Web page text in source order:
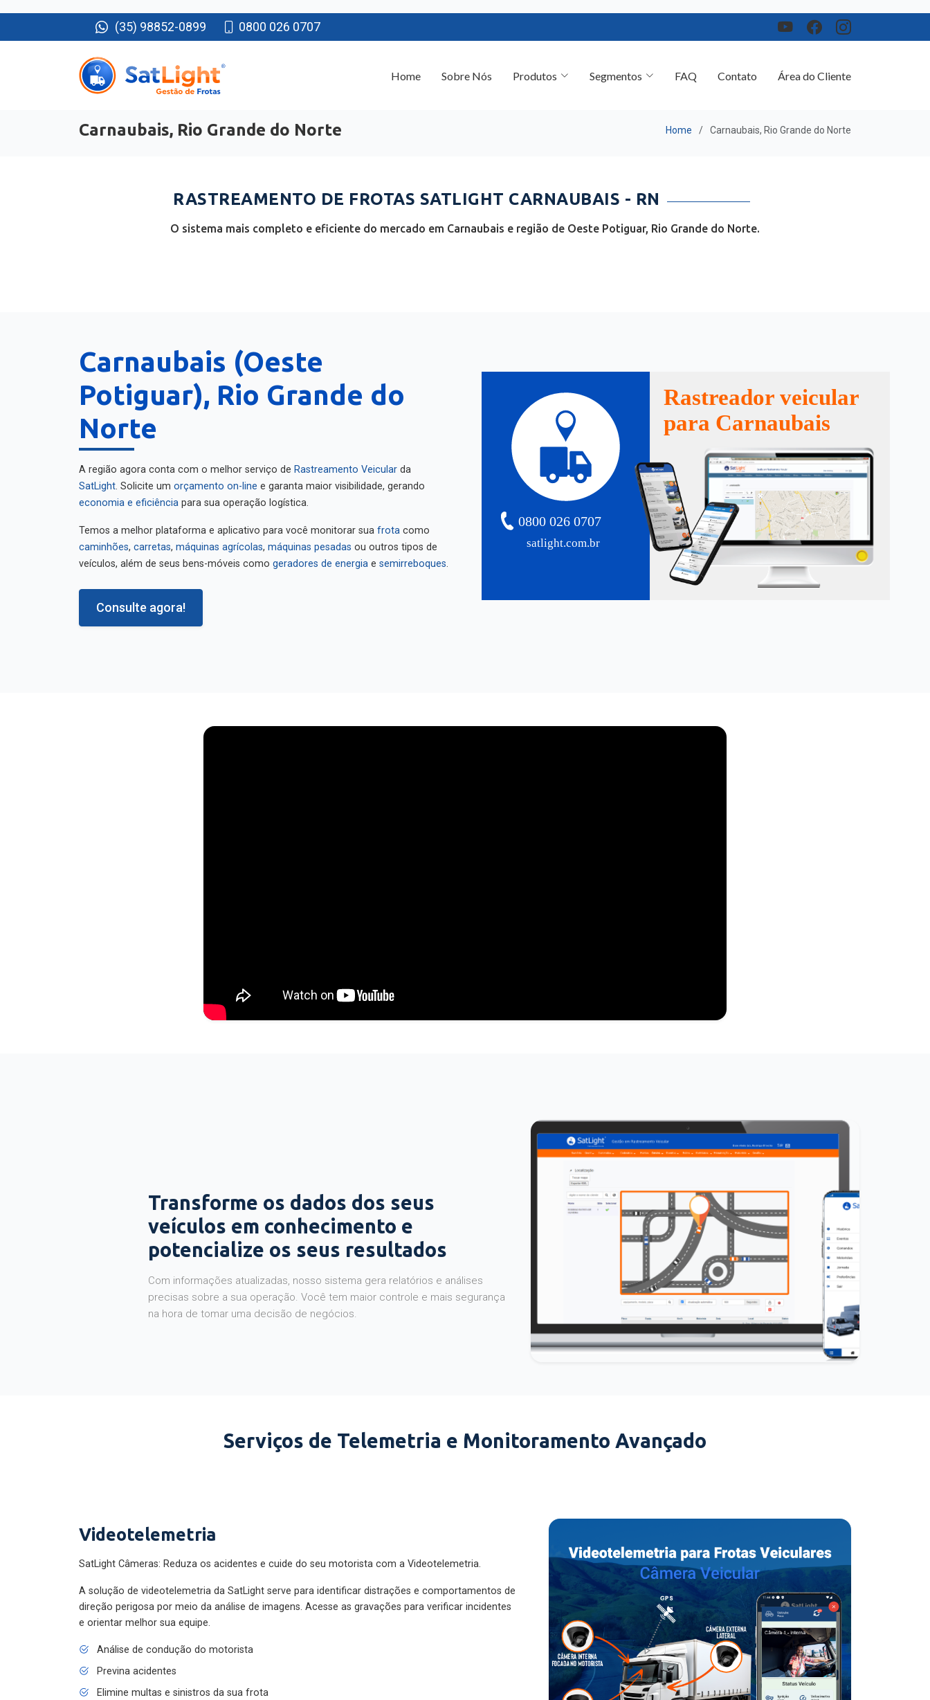
(35) 98852-0899 0800 026 0707
Carnaubais, Rio Grande do Norte
RASTREAMENTO DE FROTAS SATLIGHT CARNAUBAIS - RN
O sistema mais completo e eficiente do mercado em Carnaubais e região de Oeste Potiguar, Rio Grande do Norte.
Carnaubais (Oeste
Potiguar), Rio Grande do
Norte
A região agora conta com o melhor serviço de Rastreamento Veicular
da
SatLight
. Solicite um orçamento on-line
e garanta maior visibilidade, gerando
economia e eficiência
para sua operação logística.
Temos a melhor plataforma e aplicativo para você monitorar sua frota
caminhões
máquinas agrícolas máquinas pesadas
ou outros tipos de
veículos, além de seus bens-móveis como
geradores de energia semirreboques
Consulte agora!
satlight.com.br
0800 026 0707
Rastreador veicular
para Carnaubais
Transforme os dados dos seus
veículos em conhecimento e
potencialize os seus resultados
Com informações atualizadas, nosso sistema gera relatórios e análises
precisas sobre a sua operação. Você tem maior controle e mais segurança
na hora de tomar uma decisão de negócios.
Serviços de Telemetria e Monitoramento Avançado
Videotelemetria
SatLight Câmeras: Reduza os acidentes e cuide do seu motorista com a Videotelemetria.
A solução de videotelemetria da SatLight serve para identificar distrações e comportamentos de
direção perigosa por meio da análise de imagens. Acesse as gravações para verificar incidentes
e orientar melhor sua equipe.
Análise de condução do motorista
Previna acidentes
Elimine multas e sinistros da sua frota